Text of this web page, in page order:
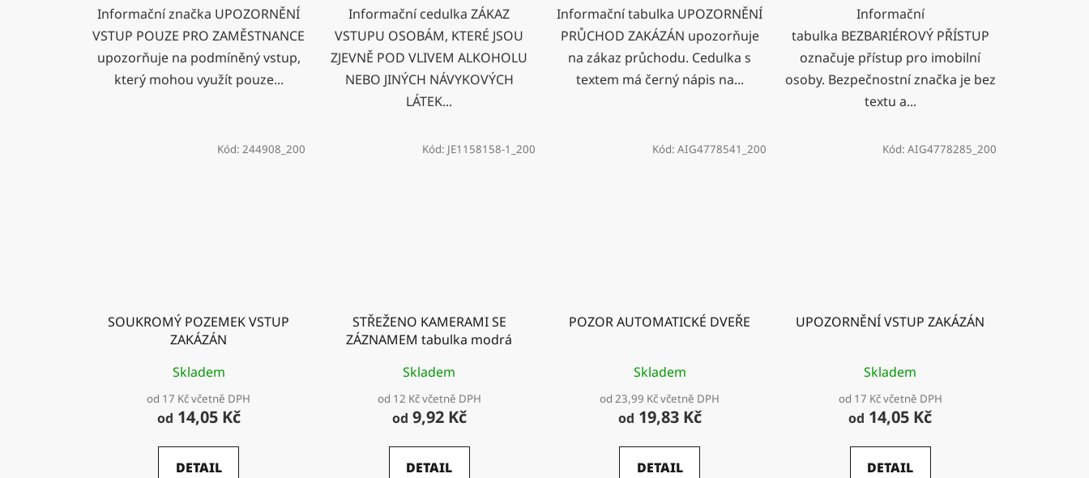
Informační značka UPOZORNĚNÍ
VSTUP POUZE PRO ZAMĚSTNANCE
upozorňuje na podmíněný vstup,
který mohou využít pouze...
Informační cedulka ZÁKAZ
VSTUPU OSOBÁM, KTERÉ JSOU
ZJEVNĚ POD VLIVEM ALKOHOLU
NEBO JINÝCH NÁVYKOVÝCH
LÁTEK...
Informační tabulka UPOZORNĚNÍ
PRŮCHOD ZAKÁZÁN upozorňuje
na zákaz průchodu. Cedulka s
textem má černý nápis na...
Informační
tabulka BEZBARIÉROVÝ PŘÍSTUP
označuje přístup pro imobilní
osoby. Bezpečnostní značka je bez
textu a...
SOUKROMÝ POZEMEK VSTUP
ZAKÁZÁN
Skladem
od 17 Kč včetně DPH
od 14,05 Kč
DETAIL
Kód: 244908_200
STŘEŽENO KAMERAMI SE
ZÁZNAMEM tabulka modrá
Skladem
od 12 Kč včetně DPH
od 9,92 Kč
DETAIL
Kód: JE1158158-1_200
POZOR AUTOMATICKÉ DVEŘE
Skladem
od 23,99 Kč včetně DPH
od 19,83 Kč
DETAIL
Kód: AIG4778541_200
UPOZORNĚNÍ VSTUP ZAKÁZÁN
Skladem
od 17 Kč včetně DPH
od 14,05 Kč
DETAIL
Kód: AIG4778285_200